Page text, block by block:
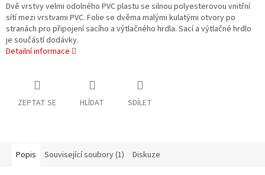
Dvě vrstvy velmi odolného PVC plastu se silnou polyesterovou vnitřní
sítí mezi vrstvami PVC. Folie se dvěma malými kulatými otvory po
stranách pro připojení sacího a výtlačného hrdla. Sací a výtlačné hrdlo
je součástí dodávky.
Detailní informace
ZEPTAT SE HLÍDAT SDÍLET
Popis Související soubory (1) Diskuze